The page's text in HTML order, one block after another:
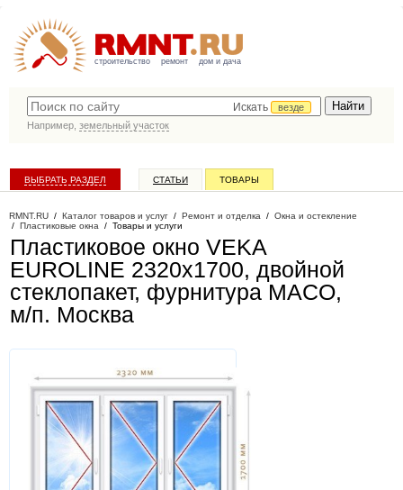
строительство ремонт дом и дача
Искать
везде
Например, земельный участок
ВЫБРАТЬ РАЗДЕЛ СТАТЬИ ТОВАРЫ
RMNT.RU / Каталог товаров и услуг / Ремонт и отделка / Окна и остекление
/ Пластиковые окна / Товары и услуги
Пластиковое окно VEKA
EUROLINE 2320х1700, двойной
стеклопакет, фурнитура MACO,
м/п. Москва